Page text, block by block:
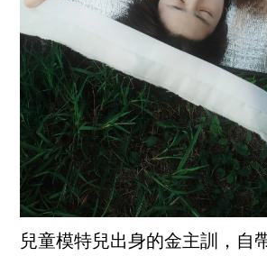
兒童模特兒出身的金主訓，自